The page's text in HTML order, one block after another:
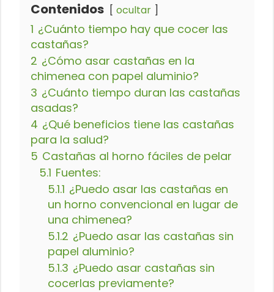
Contenidos ocultar
1 ¿Cuánto tiempo hay que cocer las
castañas?
2 ¿Cómo asar castañas en la
chimenea con papel aluminio?
3 ¿Cuánto tiempo duran las castañas
asadas?
4 ¿Qué beneficios tiene las castañas
para la salud?
5 Castañas al horno fáciles de pelar
5.1 Fuentes:
5.1.1 ¿Puedo asar las castañas en
un horno convencional en lugar de
una chimenea?
5.1.2 ¿Puedo asar las castañas sin
papel aluminio?
5.1.3 ¿Puedo asar castañas sin
cocerlas previamente?